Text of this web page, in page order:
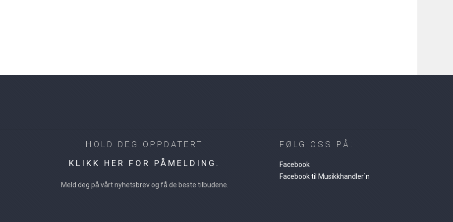
HOLD DEG OPPDATERT
KLIKK HER FOR PÅMELDING.
Meld deg på vårt nyhetsbrev og få de beste tilbudene.
FØLG OSS PÅ:
Facebook
Facebook til Musikkhandler`n